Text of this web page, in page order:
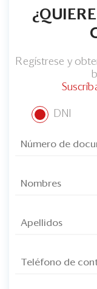
Regístrese y
DNI